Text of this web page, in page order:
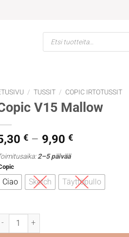
ja helpompi maksaminen
Products
search
/ TUSSIT / COPIC IRTOTUSSIT
V15 Mallow
€ – 9,90 €Hintaluokka:
9,90 €
2–5 päivää
Ciao Sketch Täyttöpullo
Copic V15 Mallow määrä